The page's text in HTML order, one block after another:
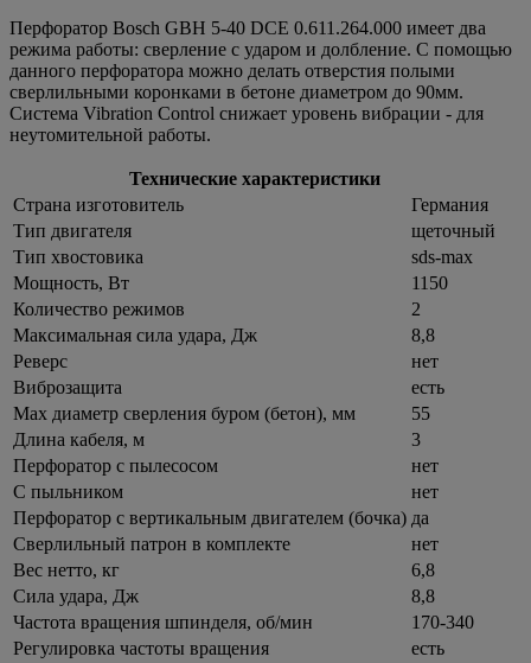
Перфоратор Bosch GBH 5-40 DCE 0.611.264.000 имеет два
режима работы: сверление с ударом и долбление. С помощью
данного перфоратора можно делать отверстия полыми
сверлильными коронками в бетоне диаметром до 90мм.
Система Vibration Control снижает уровень вибрации - для
неутомительной работы.
Технические характеристики
Страна изготовитель
Германия
Тип двигателя
щеточный
Тип хвостовика
sds-max
Мощность, Вт
1150
Количество режимов
2
Максимальная сила удара, Дж
8,8
Реверс
нет
Виброзащита
есть
Max диаметр сверления буром (бетон), мм
55
Длина кабеля, м
3
Перфоратор с пылесосом
нет
С пыльником
нет
Перфоратор с вертикальным двигателем (бочка) да
Сверлильный патрон в комплекте
нет
Вес нетто, кг
6,8
Сила удара, Дж
8,8
Частота вращения шпинделя, об/мин
170-340
Регулировка частоты вращения
есть